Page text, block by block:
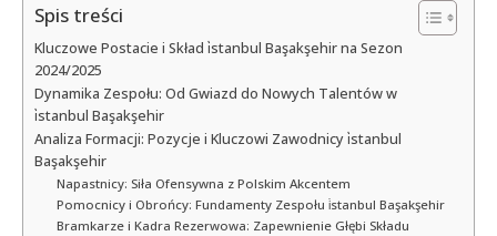
Spis treści
Kluczowe Postacie i Skład i̇stanbul Başakşehir na Sezon
2024/2025
Dynamika Zespołu: Od Gwiazd do Nowych Talentów w
i̇stanbul Başakşehir
Analiza Formacji: Pozycje i Kluczowi Zawodnicy i̇stanbul
Başakşehir
Napastnicy: Siła Ofensywna z Polskim Akcentem
Pomocnicy i Obrońcy: Fundamenty Zespołu i̇stanbul Başakşehir
Bramkarze i Kadra Rezerwowa: Zapewnienie Głębi Składu